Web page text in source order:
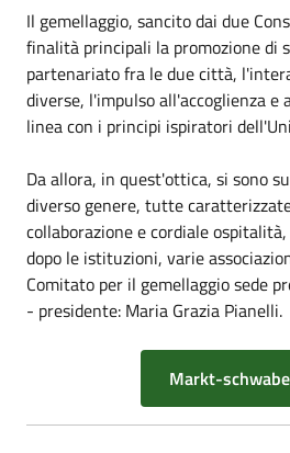
Il gemellaggio, sancito dai due
finalità principali la promozione di
partenariato fra le due città,
diverse, l'impulso all'accoglienza e
linea con i principi ispiratori
Da allora, in quest'ottica, si sono
diverso genere, tutte
collaborazione e cordiale
dopo le istituzioni, varie
Comitato per il gemellaggio sede
- presidente: Maria Grazia Pianelli.
Markt-